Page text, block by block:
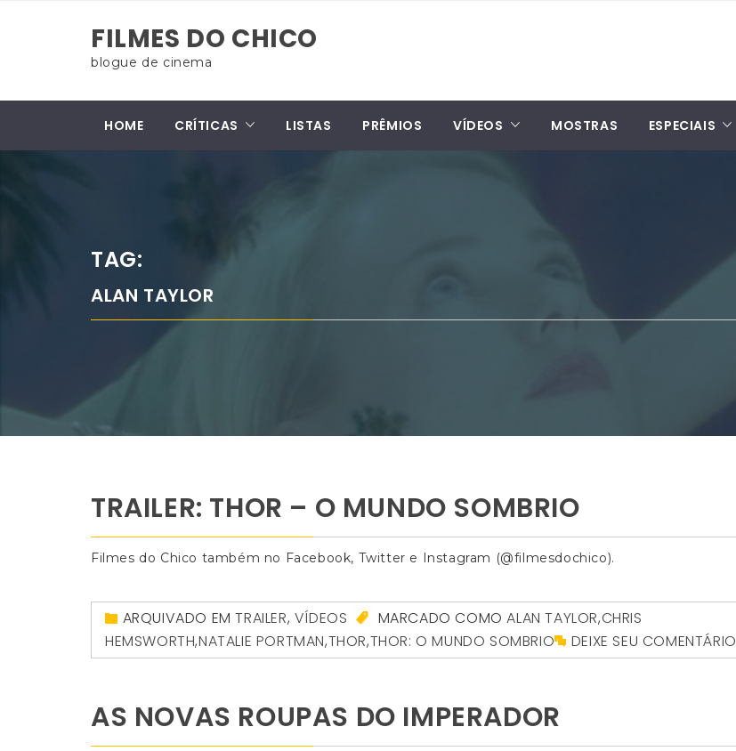
FILMES DO CHICO
blogue de cinema
HOME CRÍTICAS LISTAS PRÊMIOS VÍDEOS MOSTRAS ESPECIAIS
TAG:
ALAN TAYLOR
TRAILER: THOR – O MUNDO SOMBRIO
Filmes do Chico também no Facebook, Twitter e Instagram (@filmesdochico).
ARQUIVADO EMTRAILER, VÍDEOS MARCADO COMOALAN TAYLOR,CHRIS
HEMSWORTH,NATALIE PORTMAN,THOR,THOR: O MUNDO SOMBRIO DEIXE SEU COMENTÁRIO
AS NOVAS ROUPAS DO IMPERADOR